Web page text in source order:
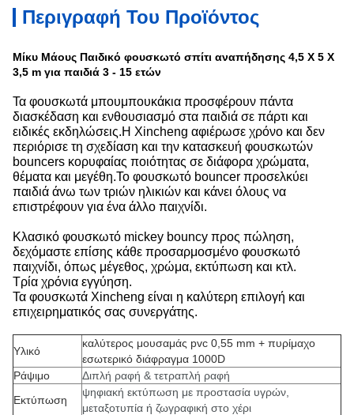
Περιγραφή Του Προϊόντος
Μίκυ Μάους Παιδικό φουσκωτό σπίτι αναπήδησης 4,5 X 5 X
3,5 m για παιδιά 3 - 15 ετών
Τα φουσκωτά μπουμπουκάκια προσφέρουν πάντα
διασκέδαση και ενθουσιασμό στα παιδιά σε πάρτι και
ειδικές εκδηλώσεις.Η Xincheng αφιέρωσε χρόνο και δεν
περιόρισε τη σχεδίαση και την κατασκευή φουσκωτών
bouncers κορυφαίας ποιότητας σε διάφορα χρώματα,
θέματα και μεγέθη.Το φουσκωτό bouncer προσελκύει
παιδιά άνω των τριών ηλικιών και κάνει όλους να
επιστρέφουν για ένα άλλο παιχνίδι.
Κλασικό φουσκωτό mickey bouncy προς πώληση,
δεχόμαστε επίσης κάθε προσαρμοσμένο φουσκωτό
παιχνίδι, όπως μέγεθος, χρώμα, εκτύπωση και κτλ.
Τρία χρόνια εγγύηση.
Τα φουσκωτά Xincheng είναι η καλύτερη επιλογή και
επιχειρηματικός σας συνεργάτης.
Υλικό
καλύτερος μουσαμάς pvc 0,55 mm + πυρίμαχο
εσωτερικό διάφραγμα 1000D
Ράψιμο
Διπλή ραφή & τετραπλή ραφή
Εκτύπωση
ψηφιακή εκτύπωση με προστασία υγρών,
μεταξοτυπία ή ζωγραφική στο χέρι